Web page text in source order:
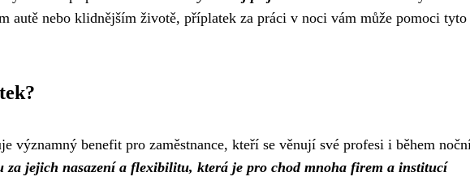
autě nebo klidnějším životě, příplatek za práci v noci vám může pomoci tyto
významný benefit pro zaměstnance, kteří se věnují své profesi i během
za jejich nasazení a flexibilitu, která je pro chod mnoha firem a institucí